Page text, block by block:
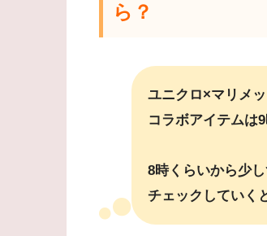
ら？
ユニクロ×マリメ
コラボアイテムは
8時くらいから少
チェックしていく